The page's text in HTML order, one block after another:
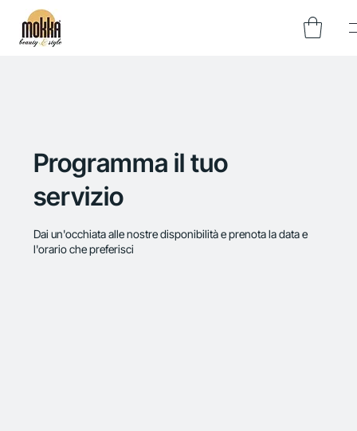
Programma il tuo
servizio
Dai un'occhiata alle nostre disponibilità e prenota la data e
l'orario che preferisci